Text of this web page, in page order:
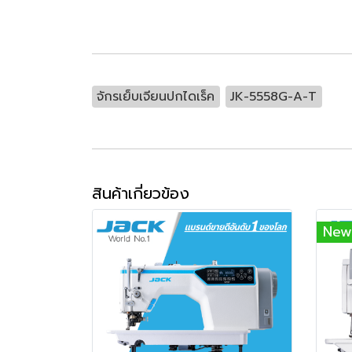
จักรเย็บเจียนปกไดเร็ค JK-5558G-A-T
สินค้าเกี่ยวข้อง
New